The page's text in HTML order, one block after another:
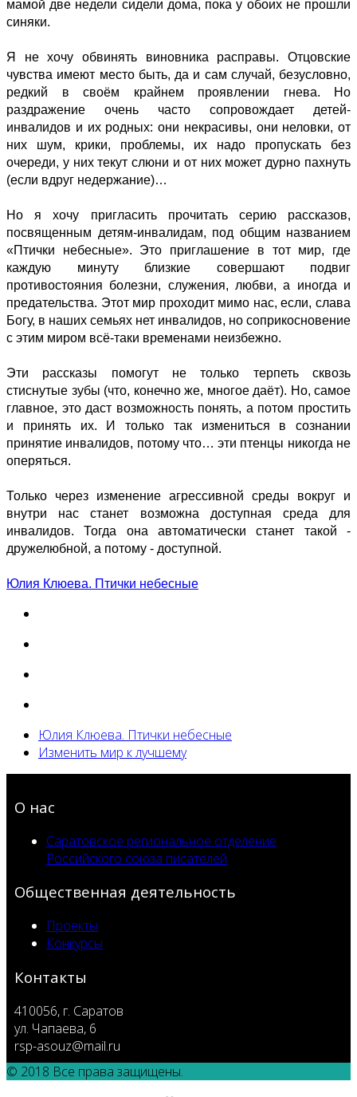
мамой две недели сидели дома, пока у обоих не прошли
синяки.
Я не хочу обвинять виновника расправы. Отцовские
чувства имеют место быть, да и сам случай, безусловно,
редкий в своём крайнем проявлении гнева. Но
раздражение очень часто сопровождает детей-
инвалидов и их родных: они некрасивы, они неловки, от
них шум, крики, проблемы, их надо пропускать без
очереди, у них текут слюни и от них может дурно пахнуть
(если вдруг недержание)…
Но я хочу пригласить прочитать серию рассказов,
посвященным детям-инвалидам, под общим названием
«Птички небесные». Это приглашение в тот мир, где
каждую минуту близкие совершают подвиг
противостояния болезни, служения, любви, а иногда и
предательства. Этот мир проходит мимо нас, если, слава
Богу, в наших семьях нет инвалидов, но соприкосновение
с этим миром всё-таки временами неизбежно.
Эти рассказы помогут не только терпеть сквозь
стиснутые зубы (что, конечно же, многое даёт). Но, самое
главное, это даст возможность понять, а потом простить
и принять их. И только так измениться в сознании
принятие инвалидов, потому что… эти птенцы никогда не
оперяться.
Только через изменение агрессивной среды вокруг и
внутри нас станет возможна доступная среда для
инвалидов. Тогда она автоматически станет такой -
дружелюбной, а потому - доступной.
Юлия Клюева. Птички небесные
Юлия Клюева. Птички небесные
Изменить мир к лучшему
О нас
Саратовское региональное отделение
Российского союза писателей
Общественная деятельность
Проекты
Конкурсы
Контакты
410056, г. Саратов
ул. Чапаева, 6
rsp-asouz@mail.ru
© 2018 Все права защищены.